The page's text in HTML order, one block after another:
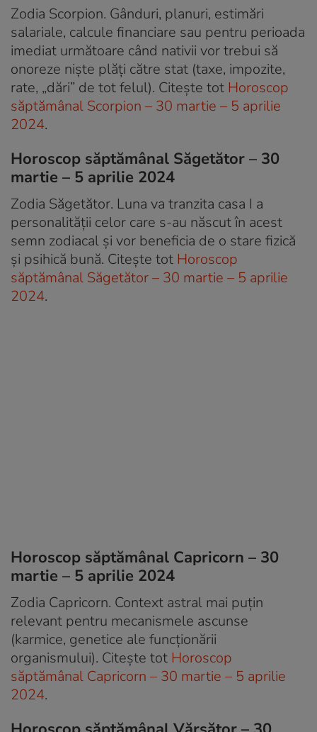
Zodia Scorpion. Gânduri, planuri, estimări
salariale, calcule financiare sau pentru perioada
imediat următoare când nativii vor trebui să
onoreze niște plăți către stat (taxe, impozite,
rate, „dări” de tot felul). Citește tot Horoscop
săptămânal Scorpion – 30 martie – 5 aprilie
2024.
Horoscop săptămânal Săgetător – 30
martie – 5 aprilie 2024
Zodia Săgetător. Luna va tranzita casa I a
personalității celor care s-au născut în acest
semn zodiacal și vor beneficia de o stare fizică
și psihică bună. Citește tot Horoscop
săptămânal Săgetător – 30 martie – 5 aprilie
2024.
Horoscop săptămânal Capricorn – 30
martie – 5 aprilie 2024
Zodia Capricorn. Context astral mai puțin
relevant pentru mecanismele ascunse
(karmice, genetice ale funcționării
organismului). Citește tot Horoscop
săptămânal Capricorn – 30 martie – 5 aprilie
2024.